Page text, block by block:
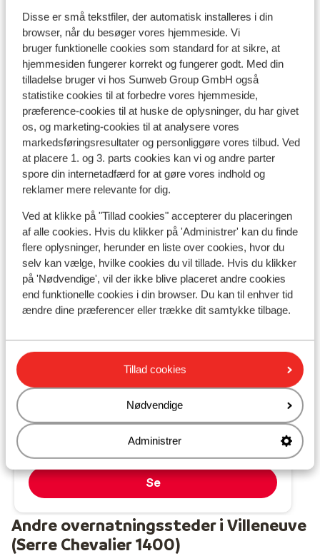
Disse er små tekstfiler, der automatisk installeres i din
browser, når du besøger vores hjemmeside. Vi
bruger funktionelle cookies som standard for at sikre, at
hjemmesiden fungerer korrekt og fungerer godt. Med din
tilladelse bruger vi hos Sunweb Group GmbH også
statistike cookies til at forbedre vores hjemmeside,
præference-cookies til at huske de oplysninger, du har givet
os, og marketing-cookies til at analysere vores
markedsføringsresultater og personliggøre vores tilbud. Ved
at placere 1. og 3. parts cookies kan vi og andre parter
spore din internetadfærd for at gøre vores indhold og
reklamer mere relevante for dig.
Ved at klikke på "Tillad cookies" accepterer du placeringen
af alle cookies. Hvis du klikker på 'Administrer' kan du finde
flere oplysninger, herunder en liste over cookies, hvor du
selv kan vælge, hvilke cookies du vil tillade. Hvis du klikker
på 'Nødvendige', vil der ikke blive placeret andre cookies
end funktionelle cookies i din browser. Du kan til enhver tid
ændre dine præferencer eller trække dit samtykke tilbage.
Tillad cookies
Nødvendige
Administrer
Populære hoteller
Résidence Odalys Aquisana
Villeneuve (Serre Chevalier 1400)
Serre Chevalier Vallée Frankrig
Elegante lejligheder
På ski helt til døren
Lør. 27. Mar. - Lør. 3. Apr.
Ingen forplejning 2person 4.547 kr.
Se
Andre overnatningssteder i Villeneuve
(Serre Chevalier 1400)